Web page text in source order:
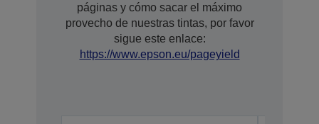
páginas y cómo sacar el máximo
provecho de nuestras tintas, por favor
sigue este enlace:
https://www.epson.eu/pageyield